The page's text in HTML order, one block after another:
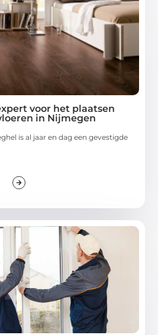
voor het plaatsen
in Nijmegen
is al jaar en dag een gevestigde